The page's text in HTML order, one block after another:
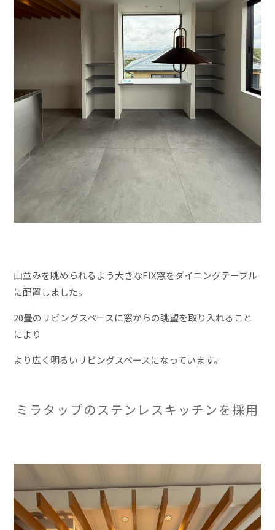
山並みを眺められるよう大きなFIX窓をダイニングテーブル
に配置しました。
20畳のリビングスペースに窓からの眺望を取り入れること
により
より広く明るいリビングスペースになっています。
ミラタップのステンレスキッチンを採用